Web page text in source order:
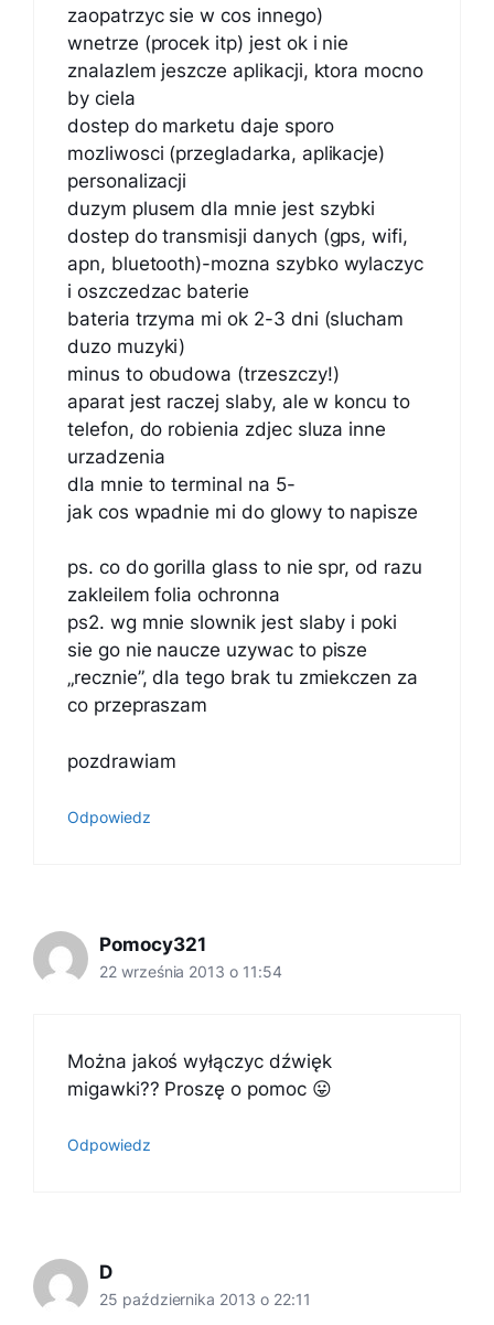
zaopatrzyc sie w cos innego)
wnetrze (procek itp) jest ok i nie
znalazlem jeszcze aplikacji, ktora mocno
by ciela
dostep do marketu daje sporo
mozliwosci (przegladarka, aplikacje)
personalizacji
duzym plusem dla mnie jest szybki
dostep do transmisji danych (gps, wifi,
apn, bluetooth)-mozna szybko wylaczyc
i oszczedzac baterie
bateria trzyma mi ok 2-3 dni (slucham
duzo muzyki)
minus to obudowa (trzeszczy!)
aparat jest raczej slaby, ale w koncu to
telefon, do robienia zdjec sluza inne
urzadzenia
dla mnie to terminal na 5-
jak cos wpadnie mi do glowy to napisze
ps. co do gorilla glass to nie spr, od razu
zakleilem folia ochronna
ps2. wg mnie slownik jest slaby i poki
sie go nie naucze uzywac to pisze
„recznie”, dla tego brak tu zmiekczen za
co przepraszam
pozdrawiam
Odpowiedz
Pomocy321
22 września 2013 o 11:54
Można jakoś wyłączyc dźwięk
migawki?? Proszę o pomoc 😛
Odpowiedz
D
25 października 2013 o 22:11